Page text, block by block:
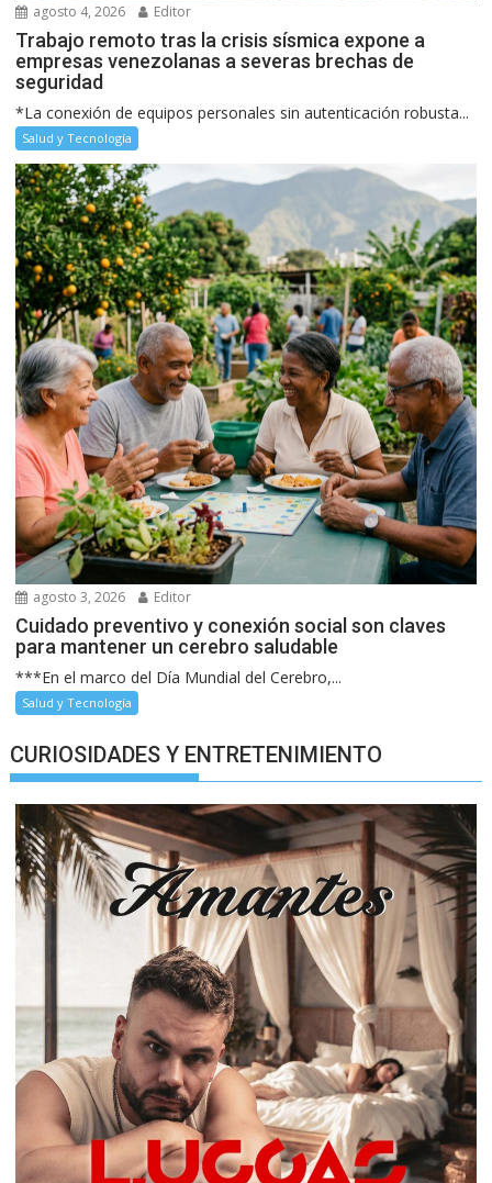
agosto 4, 2026 Editor
Trabajo remoto tras la crisis sísmica expone a
empresas venezolanas a severas brechas de
seguridad
*La conexión de equipos personales sin autenticación robusta...
Salud y Tecnología
agosto 3, 2026 Editor
Cuidado preventivo y conexión social son claves
para mantener un cerebro saludable
***En el marco del Día Mundial del Cerebro,...
Salud y Tecnología
CURIOSIDADES Y ENTRETENIMIENTO